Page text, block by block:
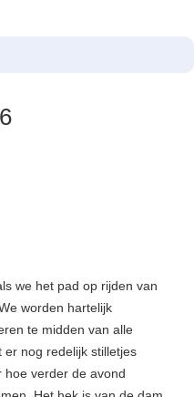
we het pad op rijden van
worden hartelijk
te midden van alle
nog redelijk stilletjes
verder de avond